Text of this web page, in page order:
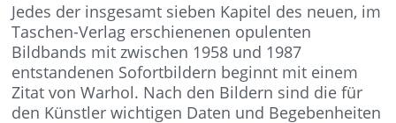
Jedes der insgesamt sieben Kapitel des neuen, im
Taschen-Verlag erschienenen opulenten
Bildbands mit zwischen 1958 und 1987
entstandenen Sofortbildern beginnt mit einem
Zitat von Warhol. Nach den Bildern sind die für
den Künstler wichtigen Daten und Begebenheiten